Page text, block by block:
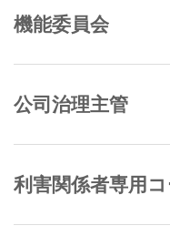
機能委員会
公司治理主管
利害関係者専用